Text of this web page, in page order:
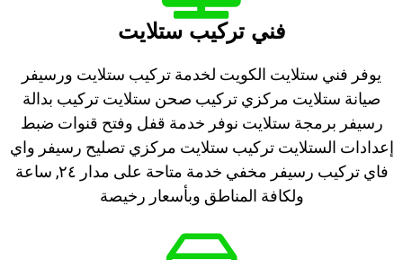
فني تركيب ستلايت
يوفر فني ستلايت الكويت لخدمة تركيب ستلايت ورسيفر
صيانة ستلايت مركزي تركيب صحن ستلايت تركيب بدالة
رسيفر برمجة ستلايت نوفر خدمة قفل وفتح قنوات ضبط
إعدادات الستلايت تركيب ستلايت مركزي تصليح رسيفر واي
فاي تركيب رسيفر مخفي خدمة متاحة على مدار ٢٤, ساعة
ولكافة المناطق وبأسعار رخيصة